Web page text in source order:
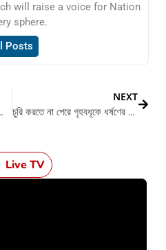
will raise a voice for Nation
sphere.
Posts
উদ্দেশ্য বার্তা মমতার
NEXT
চুরি করতে না পেরে গৃহবধূকে ধর্ষণের অভিযোগ উঠলো ২ দুষ্কৃতীর বিরুদ্ধে
Live TV